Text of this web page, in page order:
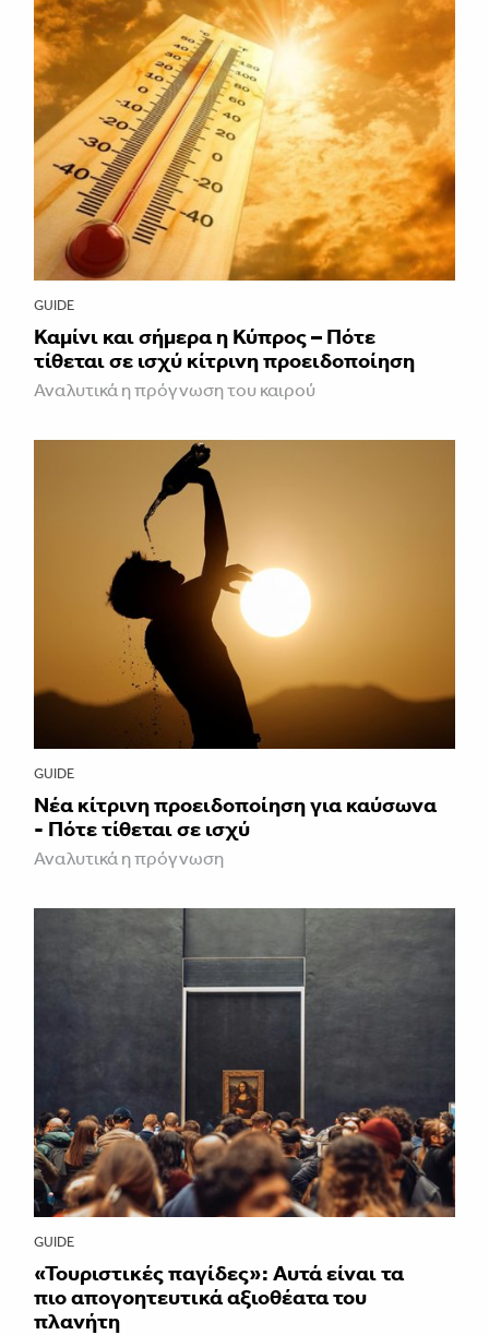
GUIDE
Καμίνι και σήμερα η Κύπρος – Πότε
τίθεται σε ισχύ κίτρινη προειδοποίηση
Αναλυτικά η πρόγνωση του καιρού
GUIDE
Νέα κίτρινη προειδοποίηση για καύσωνα
- Πότε τίθεται σε ισχύ
Αναλυτικά η πρόγνωση
GUIDE
«Τουριστικές παγίδες»: Αυτά είναι τα
πιο απογοητευτικά αξιοθέατα του
πλανήτη